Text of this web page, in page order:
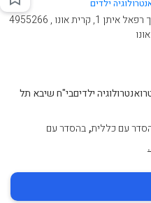
ילדים
דרך רפאל איתן 1, קרית אונו , 4955266
ילדיםבי"ח שיבא תל
עם כללית,בהסדר עם